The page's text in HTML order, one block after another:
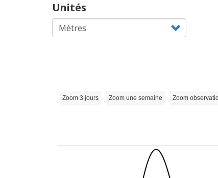
Unités
Zoom 3 jours Zoom une semaine Zoom